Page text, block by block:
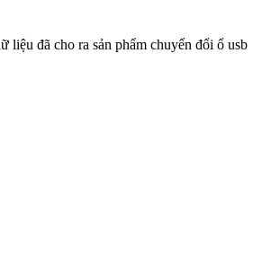
đã cho ra sản phẩm chuyển đổi ổ usb